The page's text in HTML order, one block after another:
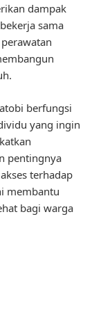
dampak
sama
berfungsi
yang ingin
pentingnya
terhadap
membantu
bagi warga